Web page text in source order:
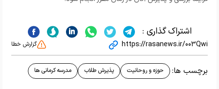
اشتراک گذاری :
https://rasanews.ir/003Qwi گزارش خطا
برچسب ها: حوزه و روحانیت پذیرش طلاب مدرسه کرمانی ها